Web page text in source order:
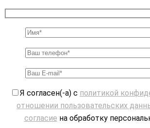
Я согласен(-а) с политикой
отношении пользовательских
согласие на обработку